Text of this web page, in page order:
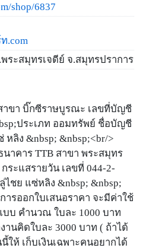
shop/6837
.com
พระสมุทรเจดีย์ จ.สมุทรปราการ
าขา บิ๊กซีราษบูรณะ เลขที่บัญชี
ประเภท ออมทรัพย์ ชื่อบัญชี
หลิง &nbsp; &nbsp;<br/>
าคาร TTB สาขา พระสมุทร
ระแสรายวัน เลขที่ 044-2-
ชย แซ่หลิง &nbsp; &nbsp;
ารออกใบเสนอราคา จะมีค่าใช้
บบ คำนวณ ใบละ 1000 บาท
านคิดใบละ 3000 บาท ( ถ้าได้
ให้ เก็บเงินเฉพาะคนอยากได้